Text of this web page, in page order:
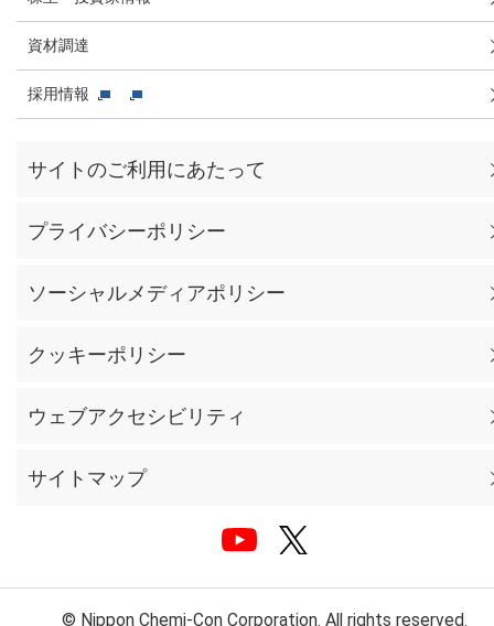
資材調達
採用情報
サイトのご利用にあたって
プライバシーポリシー
ソーシャルメディアポリシー
クッキーポリシー
ウェブアクセシビリティ
サイトマップ
© Nippon Chemi-Con Corporation. All rights reserved.